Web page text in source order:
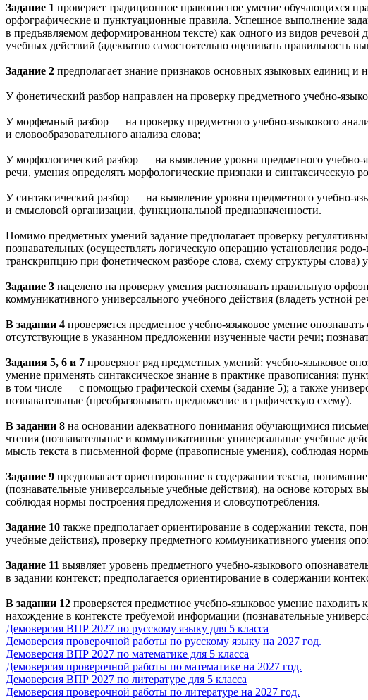
Задание 1 проверяет традиционное правописное умение обучающихся
орфографические и пунктуационные правила. Успешное выполнение
в предъявляемом деформированном тексте) как одного из видов
учебных действий (адекватно самостоятельно оценивать правильность
Задание 2 предполагает знание признаков основных языковых единиц
У фонетический разбор направлен на проверку предметного учебно-
У морфемный разбор — на проверку предметного учебно-языкового
и словообразовательного анализа слова;
У морфологический разбор — на выявление уровня предметного учебно-
речи, умения определять морфологические признаки и синтаксическую
У синтаксический разбор — на выявление уровня предметного учебно-
и смысловой организации, функциональной предназначенности.
Помимо предметных умений задание предполагает проверку
познавательных (осуществлять логическую операцию установления
транскрипцию при фонетическом разборе слова, схему структуры слова)
Задание 3 нацелено на проверку умения распознавать правильную
коммуникативного универсального учебного действия (владеть устной
В задании 4 проверяется предметное учебно-языковое умение
отсутствующие в указанном предложении изученные части речи;
Задания 5, 6 и 7 проверяют ряд предметных умений: учебно-языковое
умение применять синтаксическое знание в практике правописания;
в том числе — с помощью графической схемы (задание 5); а также
познавательные (преобразовывать предложение в графическую схему).
В задании 8 на основании адекватного понимания обучающимися
чтения (познавательные и коммуникативные универсальные учебные
мысль текста в письменной форме (правописные умения), соблюдая
Задание 9 предполагает ориентирование в содержании текста,
(познавательные универсальные учебные действия), на основе которых
соблюдая нормы построения предложения и словоупотребления.
Задание 10 также предполагает ориентирование в содержании текста,
учебные действия), проверку предметного коммуникативного умения
Задание 11 выявляет уровень предметного учебно-языкового
в задании контекст; предполагается ориентирование в содержании
В задании 12 проверяется предметное учебно-языковое умение
нахождение в контексте требуемой информации (познавательные
Демоверсия ВПР 2027 по русскому языку для 5 класса
Демоверсия проверочной работы по русскому языку на 2027 год.
Демоверсия ВПР 2027 по математике для 5 класса
Демоверсия проверочной работы по математике на 2027 год.
Демоверсия ВПР 2027 по литературе для 5 класса
Демоверсия проверочной работы по литературе на 2027 год.